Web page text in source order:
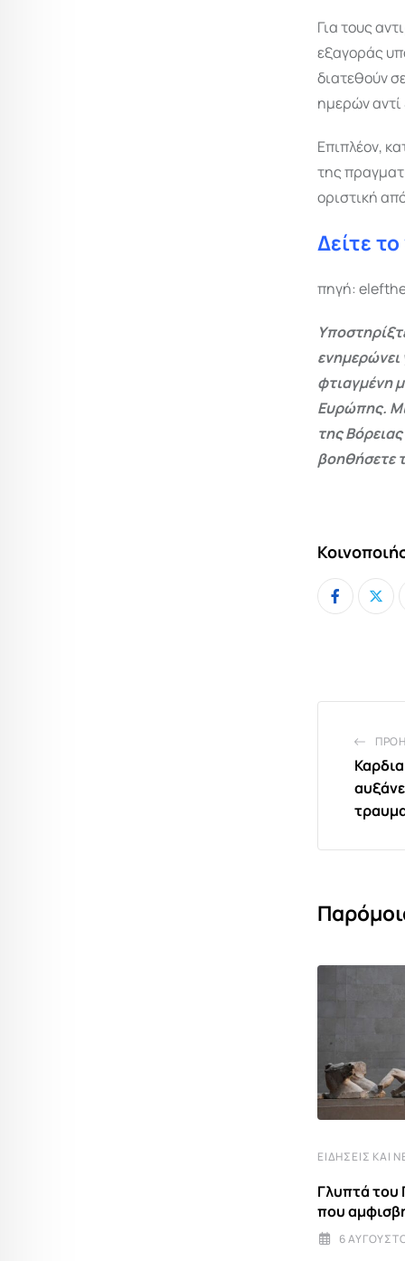
Για τους
εξαγοράς
διατεθούν
ημερών αντί
Επιπλέον,
της
οριστική
Δείτε
πηγή:
ενημερώνει
φτιαγμένη
Ευρώπης.
της
βοηθήσετε
ΕΙΔΉΣΕΙΣ ΚΑΙ
Γλυπτά του
που
6